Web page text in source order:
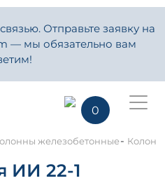
Отправьте заявку на
— мы обязательно вам
0
железобетонные-
ИИ 22-1